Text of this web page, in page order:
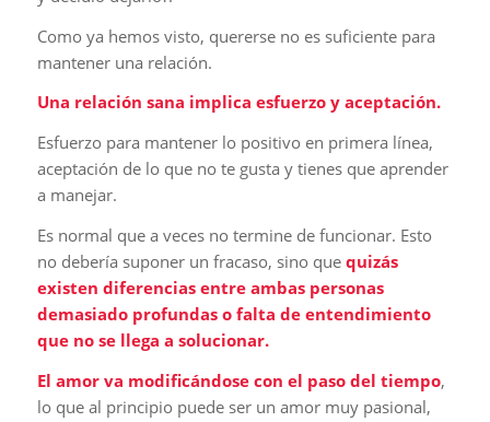
Como ya hemos visto, quererse no es suficiente para
mantener una relación.
Una relación sana implica esfuerzo y aceptación.
Esfuerzo para mantener lo positivo en primera línea,
aceptación de lo que no te gusta y tienes que aprender
a manejar.
Es normal que a veces no termine de funcionar. Esto
no debería suponer un fracaso, sino que quizás
existen diferencias entre ambas personas
demasiado profundas o falta de entendimiento
que no se llega a solucionar.
El amor va modificándose con el paso del tiempo,
lo que al principio puede ser un amor muy pasional,